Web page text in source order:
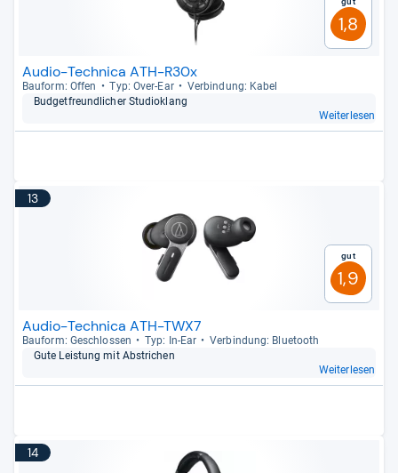
1,8
Audio-Technica ATH-R30x
Bau­form: Offen Typ: Over-​Ear
Ver­bin­dung: Kabel
Bud­get­freund­li­cher Stu­dio­klang
Weiterlesen
13
Gut
1,9
Audio-Technica ATH-TWX7
Bau­form: Geschlos­sen Typ: In-​Ear
Ver­bin­dung: Blue­tooth
Gute Leis­tung mit Abstri­chen
Weiterlesen
14